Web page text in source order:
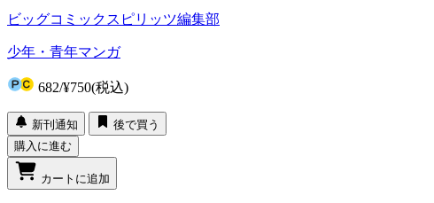
ビッグコミックスピリッツ編集部
少年・青年マンガ
682/¥750(税込)
新刊通知
後で買う
購入に進む
カートに追加